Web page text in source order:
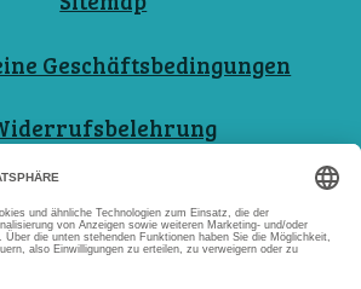
Geschäftsbedingungen